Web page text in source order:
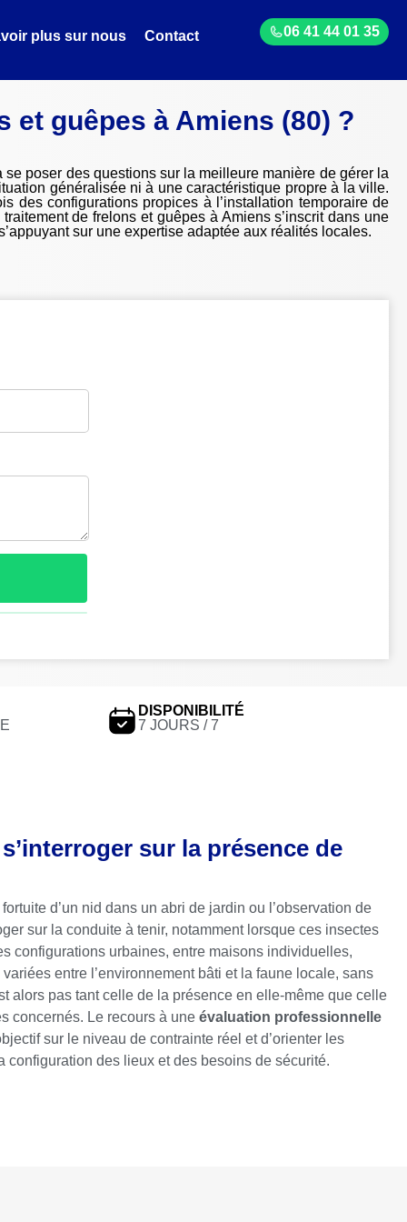
plus sur nous Contact 06 41 44 01 35
guêpes à Amiens (80) ?
poser des questions sur la meilleure manière de gérer la
généralisée ni à une caractéristique propre à la ville.
des configurations propices à l’installation temporaire de
de frelons et guêpes à Amiens s’inscrit dans une
sur une expertise adaptée aux réalités locales.
DISPONIBILITÉ
7 JOURS / 7
sur la présence de
d’un nid dans un abri de jardin ou l’observation de
sur la conduite à tenir, notamment lorsque ces insectes
configurations urbaines, entre maisons individuelles,
entre l’environnement bâti et la faune locale, sans
alors pas tant celle de la présence en elle-même que celle
concernés. Le recours à uneévaluation professionnelle
sur le niveau de contrainte réel et d’orienter les
des lieux et des besoins de sécurité.